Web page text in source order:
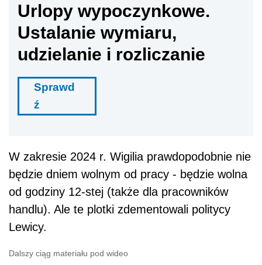
Urlopy wypoczynkowe.
Ustalanie wymiaru,
udzielanie i rozliczanie
Sprawd
ź
W zakresie 2024 r. Wigilia prawdopodobnie nie
będzie dniem wolnym od pracy - będzie wolna
od godziny 12-stej (także dla pracowników
handlu). Ale te plotki zdementowali politycy
Lewicy.
Dalszy ciąg materiału pod wideo